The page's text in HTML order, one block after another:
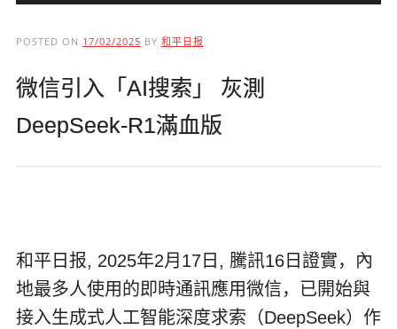
POSTED ON 17/02/2025 BY 和平日报
微信引入「AI搜索」 灰測
DeepSeek-R1滿血版
和平日报, 2025年2月17日, 騰訊16日證實，內
地最多人使用的即時通訊應用微信，已開始與
接入生成式人工智能深度求索（DeepSeek）作